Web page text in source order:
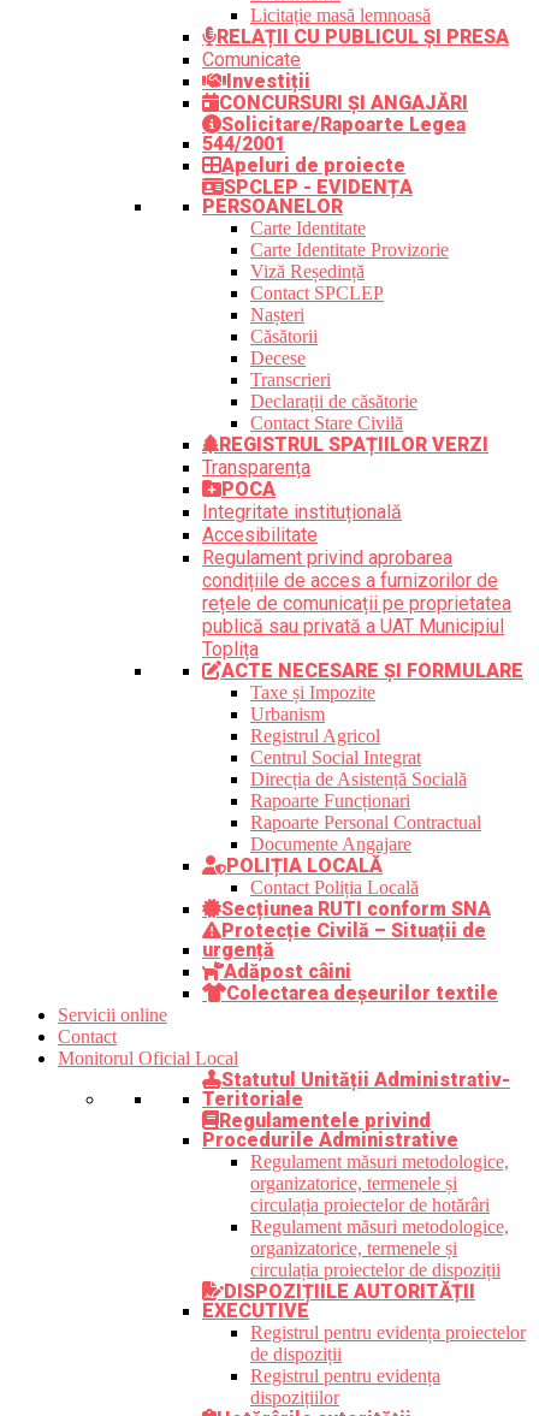
Licitație masă lemnoasă
RELAȚII CU PUBLICUL ȘI PRESA
Comunicate
Investiții
CONCURSURI ȘI ANGAJĂRI
Solicitare/Rapoarte Legea
544/2001
Apeluri de proiecte
SPCLEP - EVIDENȚA
PERSOANELOR
Carte Identitate
Carte Identitate Provizorie
Viză Reședință
Contact SPCLEP
Nașteri
Căsătorii
Decese
Transcrieri
Declarații de căsătorie
Contact Stare Civilă
REGISTRUL SPAȚIILOR VERZI
Transparența
POCA
Integritate instituțională
Accesibilitate
Regulament privind aprobarea
condițiile de acces a furnizorilor de
rețele de comunicații pe proprietatea
publică sau privată a UAT Municipiul
Toplița
ACTE NECESARE ȘI FORMULARE
Taxe și Impozite
Urbanism
Registrul Agricol
Centrul Social Integrat
Direcția de Asistență Socială
Rapoarte Funcționari
Rapoarte Personal Contractual
Documente Angajare
POLIȚIA LOCALĂ
Contact Poliția Locală
Secțiunea RUTI conform SNA
Protecție Civilă – Situații de
urgență
Adăpost câini
Colectarea deșeurilor textile
Servicii online
Contact
Monitorul Oficial Local
Statutul Unității Administrativ-
Teritoriale
Regulamentele privind
Procedurile Administrative
Regulament măsuri metodologice,
organizatorice, termenele și
circulația proiectelor de hotărâri
Regulament măsuri metodologice,
organizatorice, termenele și
circulația proiectelor de dispoziții
DISPOZIȚIILE AUTORITĂȚII
EXECUTIVE
Registrul pentru evidența proiectelor
de dispoziții
Registrul pentru evidența
dispozițiilor